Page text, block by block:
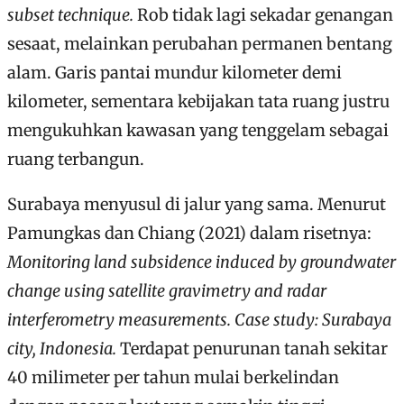
subset technique. Rob tidak lagi sekadar genangan
sesaat, melainkan perubahan permanen bentang
alam. Garis pantai mundur kilometer demi
kilometer, sementara kebijakan tata ruang justru
mengukuhkan kawasan yang tenggelam sebagai
ruang terbangun.
Surabaya menyusul di jalur yang sama. Menurut
Pamungkas dan Chiang (2021) dalam risetnya:
Monitoring land subsidence induced bygroundwater
change using satellite gravimetry and radar
interferometry measurements. Case study: Surabaya
city, Indonesia. Terdapat penurunan tanah sekitar
40 milimeter per tahun mulai berkelindan